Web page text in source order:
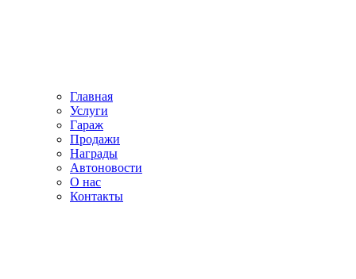
Главная
Услуги
Гараж
Продажи
Награды
Автоновости
О нас
Контакты